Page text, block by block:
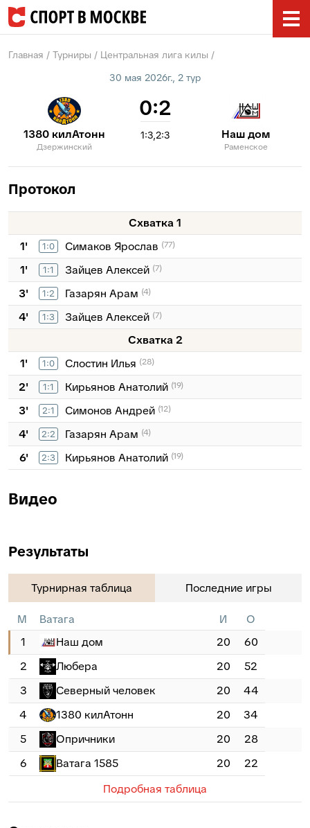
Главная Турниры
Центральная лига килы
30 мая 2026г., 2 тур
1380 килАтонн
Дзержинский
0:2
1:3 2:3 Наш дом
Раменское
Протокол
Схватка 1
Симаков Ярослав (77)
1:0
1'
1'
1:1 Зайцев Алексей (7)
3' 1:2 Газарян Арам (4)
4' 1:3 Зайцев Алексей (7)
Схватка 2
Слостин Илья (28)
1:0
1'
2'
1:1 Кирьянов Анатолий (19)
Симонов Андрей (12)
2:1
3'
4'
2:2 Газарян Арам (4)
6' 2:3 Кирьянов Анатолий (19)
Видео
Результаты
Турнирная таблица Последние игры
М Ватага И
О
1
Наш дом 20
60
2
Любера 20
52
3
Северный человек 20
44
4
1380 килАтонн 20
34
5
Опричники 20
28
6
Ватага 1585 20
22
Подробная таблица